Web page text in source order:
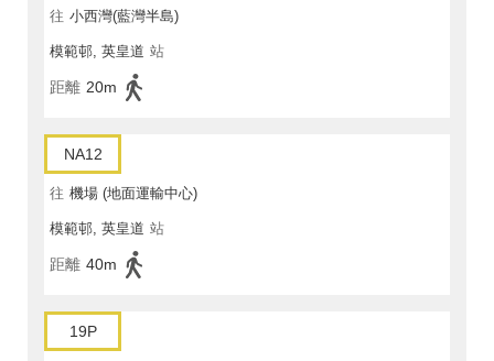
往 小西灣(藍灣半島)
模範邨, 英皇道 站
距離 20m
NA12
往 機場 (地面運輸中心)
模範邨, 英皇道 站
距離 40m
19P